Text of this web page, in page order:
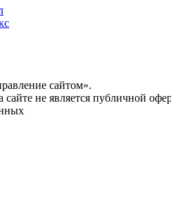
сайтом».
не является публичной